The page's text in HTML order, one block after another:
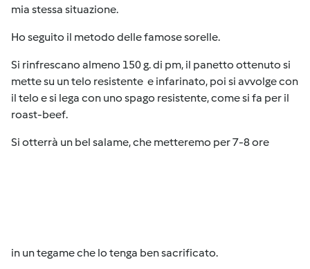
mia stessa situazione.
Ho seguito il metodo delle famose sorelle.
Si rinfrescano almeno 150 g. di pm, il panetto ottenuto si
mette su un telo resistente e infarinato, poi si avvolge con
il telo e si lega con uno spago resistente, come si fa per il
roast-beef.
Si otterrà un bel salame, che metteremo per 7-8 ore
in un tegame che lo tenga ben sacrificato.